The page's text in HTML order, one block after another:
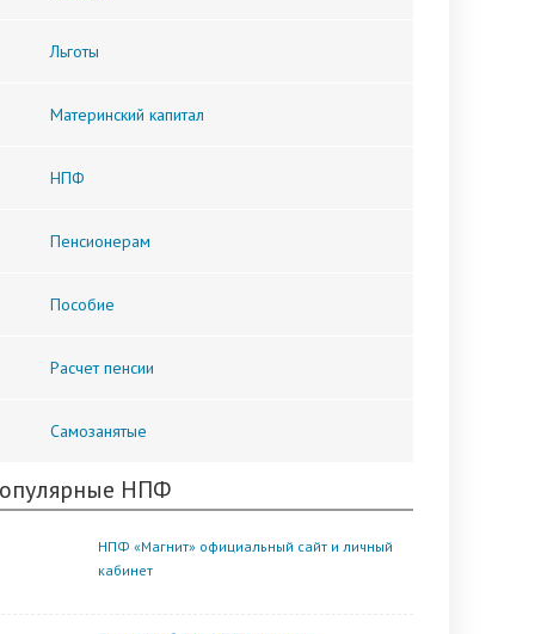
Льготы
Материнский капитал
НПФ
Пенсионерам
Пособие
Расчет пенсии
Самозанятые
НПФ
НПФ «Магнит» официальный сайт и личный
кабинет